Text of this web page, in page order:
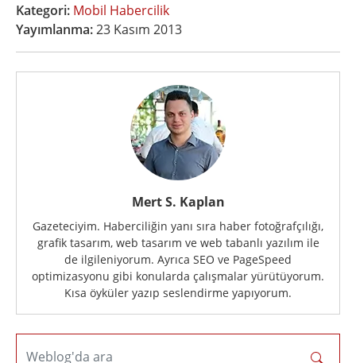
Kategori: Mobil Habercilik
Yayımlanma:23 Kasım 2013
Mert S. Kaplan
Gazeteciyim. Haberciliğin yanı sıra haber fotoğrafçılığı,
grafik tasarım, web tasarım ve web tabanlı yazılım ile
de ilgileniyorum. Ayrıca SEO ve PageSpeed
optimizasyonu gibi konularda çalışmalar yürütüyorum.
Kısa öyküler yazıp seslendirme yapıyorum.
Weblog'da ara